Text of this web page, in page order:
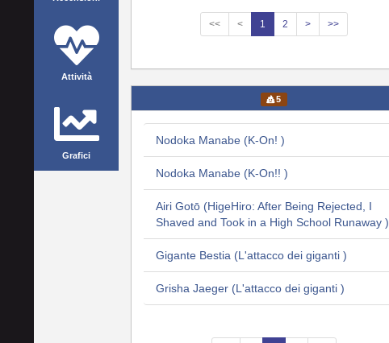
Attività
Grafici
<< < 1 2 > >>
5
Nodoka Manabe (K-On! )
Nodoka Manabe (K-On!! )
Airi Gotō (HigeHiro: After Being Rejected, I
Shaved and Took in a High School Runaway )
Gigante Bestia (L'attacco dei giganti )
Grisha Jaeger (L'attacco dei giganti )